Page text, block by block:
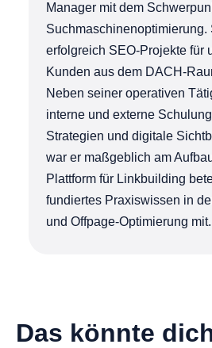
Manager mit dem
Suchmaschinenoptimierung.
erfolgreich SEO-Projekte für
Kunden aus dem DACH-
Neben seiner operativen
interne und externe
Strategien und digitale
war er maßgeblich am
Plattform für Linkbuilding
fundiertes Praxiswissen in
und Offpage-Optimierung mit.
Das könnte